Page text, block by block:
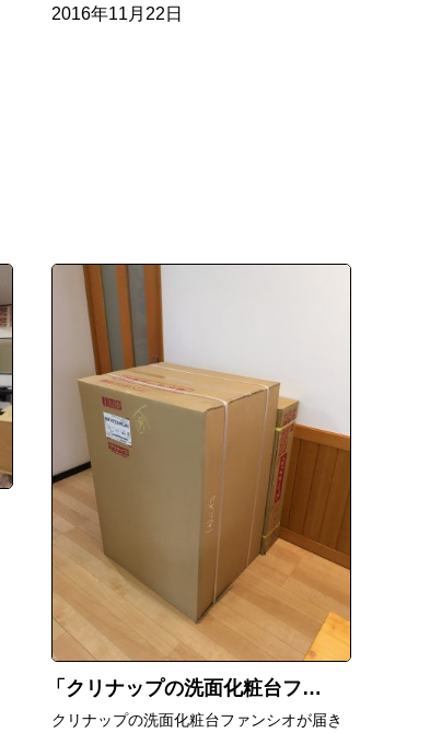
2016年11月22日
クリナップの洗面化粧台ファンシオを
クリナップの洗面化粧台ファンシオが届き